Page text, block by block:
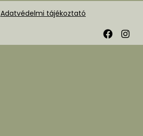
Adatvédelmi tájékoztató